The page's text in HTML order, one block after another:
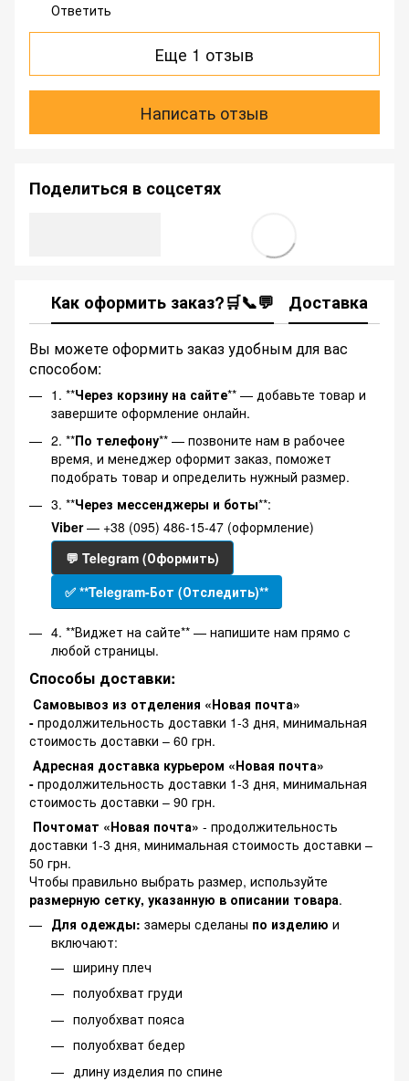
Ответить
Еще 1 отзыв
Написать отзыв
Поделиться в соцсетях
Как оформить заказ?🛒📞💬 Доставка
Вы можете оформить заказ удобным для вас
способом:
1. **Через корзину на сайте** — добавьте товар и
завершите оформление онлайн.
2. **По телефону** — позвоните нам в рабочее
время, и менеджер оформит заказ, поможет
подобрать товар и определить нужный размер.
3. **Через мессенджеры и боты**:
Viber— +38 (095) 486-15-47 (оформление)
💬 Telegram (Оформить)
✅ **Telegram-Бот (Отследить)**
4. **Виджет на сайте** — напишите нам прямо с
любой страницы.
Способы доставки:
Самовывоз из отделения «Новая почта»
- продолжительность доставки 1-3 дня, минимальная
стоимость доставки – 60 грн.
Адресная доставка курьером «Новая почта»
- продолжительность доставки 1-3 дня, минимальная
стоимость доставки – 90 грн.
Почтомат «Новая почта» - продолжительность
доставки 1-3 дня, минимальная стоимость доставки –
50 грн.
Чтобы правильно выбрать размер, используйте
размерную сетку, указанную в описании товара.
Для одежды: замеры сделаны по изделию и
включают:
ширину плеч
полуобхват груди
полуобхват пояса
полуобхват бедер
длину изделия по спине